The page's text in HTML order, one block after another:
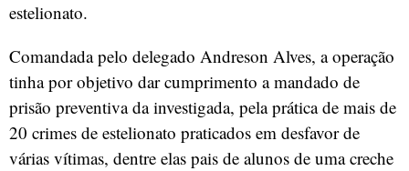
estelionato.
Comandada pelo delegado Andreson Alves, a operação
tinha por objetivo dar cumprimento a mandado de
prisão preventiva da investigada, pela prática de mais de
20 crimes de estelionato praticados em desfavor de
várias vítimas, dentre elas pais de alunos de uma creche